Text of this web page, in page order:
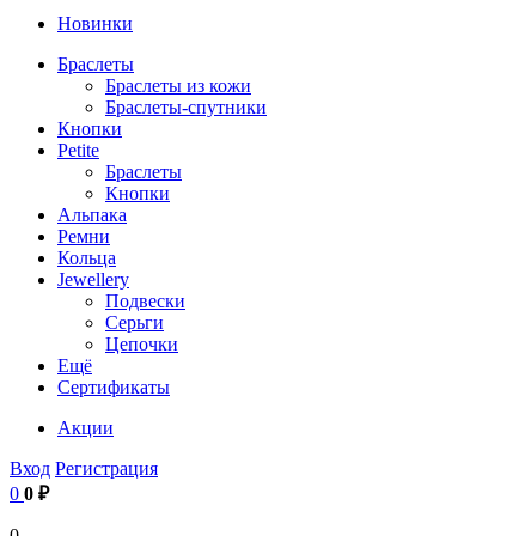
Новинки
Браслеты
Браслеты из кожи
Браслеты-спутники
Кнопки
Petite
Браслеты
Кнопки
Альпака
Ремни
Кольца
Jewellery
Подвески
Серьги
Цепочки
Ещё
Сертификаты
Акции
Вход Регистрация
0 0 ₽